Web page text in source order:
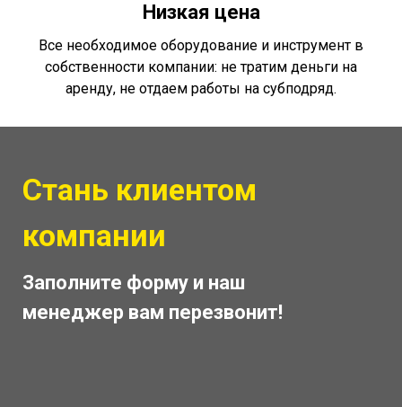
Низкая цена
Все необходимое оборудование и инструмент в
собственности компании: не тратим деньги на
аренду, не отдаем работы на субподряд.
Стань клиентом
компании
Заполните форму и наш
менеджер вам перезвонит!